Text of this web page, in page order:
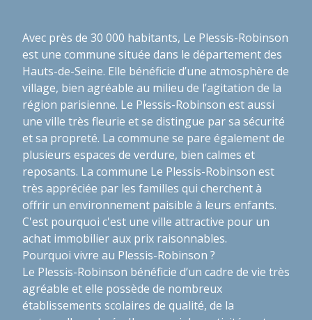
Avec près de 30 000 habitants, Le Plessis-Robinson
est une commune située dans le département des
Hauts-de-Seine. Elle bénéficie d’une atmosphère de
village, bien agréable au milieu de l’agitation de la
région parisienne. Le Plessis-Robinson est aussi
une ville très fleurie et se distingue par sa sécurité
et sa propreté. La commune se pare également de
plusieurs espaces de verdure, bien calmes et
reposants. La commune Le Plessis-Robinson est
très appréciée par les familles qui cherchent à
offrir un environnement paisible à leurs enfants.
C'est pourquoi c'est une ville attractive pour un
achat immobilier aux prix raisonnables.
Pourquoi vivre au Plessis-Robinson ?
Le Plessis-Robinson bénéficie d’un cadre de vie très
agréable et elle possède de nombreux
établissements scolaires de qualité, de la